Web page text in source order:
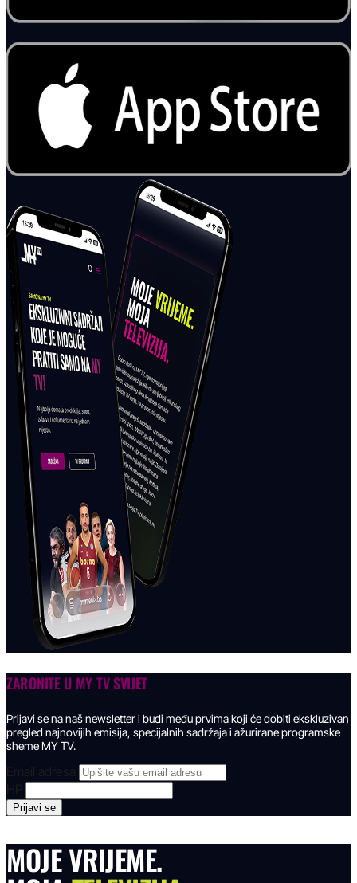
ZARONITE U MY TV SVIJET
Prijavi se na naš newsletter i budi među prvima koji će dobiti ekskluzivan
pregled najnovijih emisija, specijalnih sadržaja i ažurirane programske
sheme MY TV.
Email adresa
MOJE VRIJEME.